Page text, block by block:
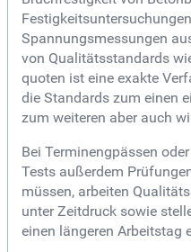
Spannungsmessungen
von Qualitätsstandards
quoten ist eine exakte
die Standards zum einen
zum weiteren aber auch
Bei Terminengpässen
Tests außerdem
müssen, arbeiten
unter Zeitdruck sowie
einen längeren Arbeitstag